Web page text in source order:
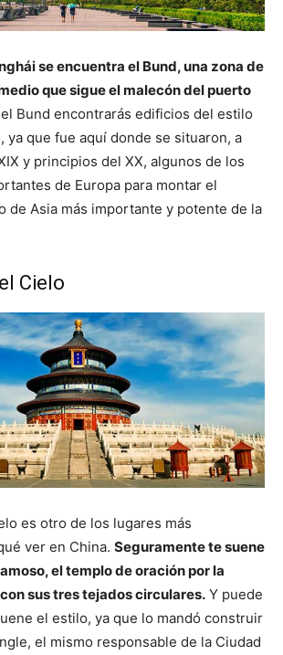
se encuentra el Bund, una zona de
que sigue el malecón del puerto
el Bund encontrarás edificios del estilo
ya que fue aquí donde se situaron, a
y principios del XX, algunos de los
de Europa para montar el
de Asia más importante y potente de la
Cielo
es otro de los lugares más
ver en China. Seguramente te suene
el templo de oración por la
sus tres tejados circulares. Y puede
el estilo, ya que lo mandó construir
el mismo responsable de la Ciudad